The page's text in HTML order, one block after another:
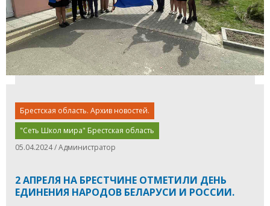
Брестская область. Архив новостей.
"Сеть Школ мира" Брестская область
05.04.2024 / Администратор
2 АПРЕЛЯ НА БРЕСТЧИНЕ ОТМЕТИЛИ ДЕНЬ
ЕДИНЕНИЯ НАРОДОВ БЕЛАРУСИ И РОССИИ.